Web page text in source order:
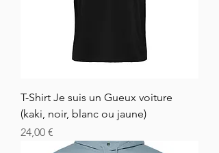
T-Shirt Je suis un Gueux voiture
(kaki, noir, blanc ou jaune)
Prix
24,00 €